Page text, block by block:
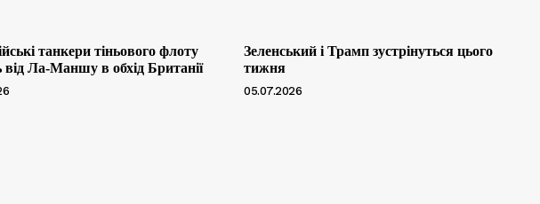
танкери тіньового флоту
від Ла-Маншу в обхід Британії
Зеленський і Трамп зустрінуться цього
тижня
05.07.2026